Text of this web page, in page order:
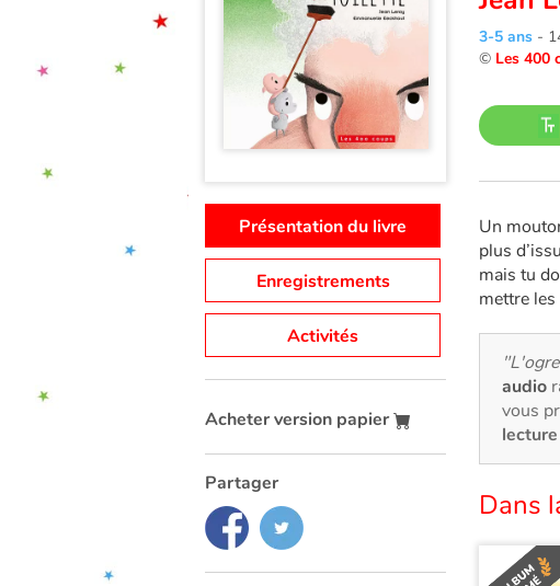
3-5 ans -
© Les 400
Présentation du livre
Enregistrements
Activités
Acheter version papier
Partager
Un
plus
mais tu
mettre les
audio
vous
lecture
Dans